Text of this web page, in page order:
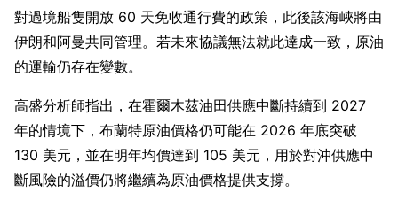
對過境船隻開放 60 天免收通行費的政策，此後該海峽將由
伊朗和阿曼共同管理。若未來協議無法就此達成一致，原油
的運輸仍存在變數。
高盛分析師指出，在霍爾木茲油田供應中斷持續到 2027
年的情境下，布蘭特原油價格仍可能在 2026 年底突破
130 美元，並在明年均價達到 105 美元，用於對沖供應中
斷風險的溢價仍將繼續為原油價格提供支撐。